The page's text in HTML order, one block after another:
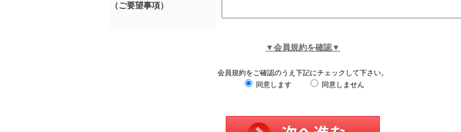
（ご要望事項）
▼会員規約を確認▼
会員規約をご確認のうえ下記にチェックして下さい。
同意します
同意しません